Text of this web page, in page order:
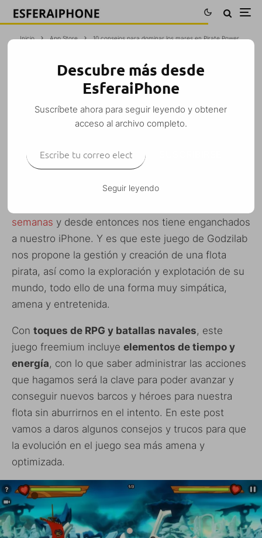
Inicio App Store 10 consejos para dominar los mares en Pirate Power
10 CONSEJOS PARA DOMINAR LOS
MARES EN PIRATE POWER
M. Alejandro W. García Fuentes (Esfera) ·
Gratis iPad iPhone iPod Touch Juegos
semanas y desde entonces nos tiene enganchados
a nuestro iPhone. Y es que este juego de Godzilab
nos propone la gestión y creación de una flota
pirata, así como la exploración y explotación de su
mundo, todo ello de una forma muy simpática,
amena y entretenida.
Con toques de RPG y batallas navales, este
juego freemium incluye elementos de tiempo y
energía, con lo que saber administrar las acciones
que hagamos será la clave para poder avanzar y
conseguir nuevos barcos y héroes para nuestra
flota sin aburrirnos en el intento. En este post
vamos a daros algunos consejos y trucos para que
la evolución en el juego sea más amena y
optimizada.
Descubre más desde
EsferaiPhone
Suscríbete ahora para seguir leyendo y obtener
acceso al archivo completo.
Seguir leyendo